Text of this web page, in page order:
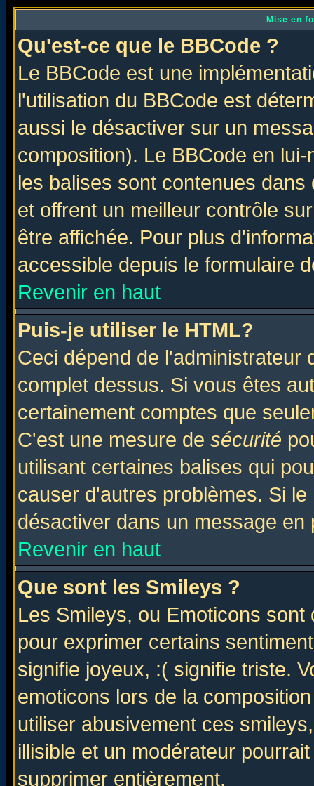
Mise en
Qu'est-ce que le BBCode ?
Le BBCode est une
l'utilisation du BBCode est
aussi le désactiver sur un
composition). Le BBCode en
les balises sont contenues
et offrent un meilleur contrôle
être affichée. Pour plus
accessible depuis le formulaire
Revenir en haut
Puis-je utiliser le HTML?
Ceci dépend de l'administrateur
complet dessus. Si vous êtes
certainement comptes que
C'est une mesure de sécurité
utilisant certaines balises qui
causer d'autres problèmes. Si
désactiver dans un message
Revenir en haut
Que sont les Smileys ?
Les Smileys, ou Emoticons
pour exprimer certains
signifie joyeux, :( signifie triste.
emoticons lors de la
utiliser abusivement ces
illisible et un modérateur
supprimer entièrement.